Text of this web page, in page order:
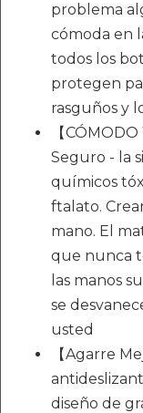
problema
cómoda en
todos los
protegen
rasguños y
【
Seguro - la
químicos
ftalato.
mano. El
que nunca
las manos
se
usted
【Agarre
diseño de